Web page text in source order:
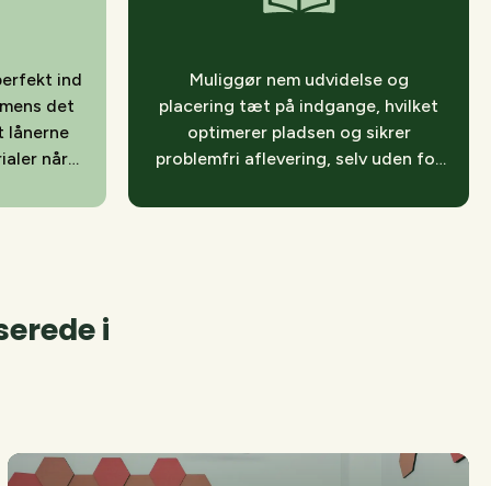
ind
det
lånerne
når
Muliggør nem udvidelse og
placering tæt på indgange, hvilket
optimerer pladsen og sikrer
problemfri aflevering, selv uden for
i